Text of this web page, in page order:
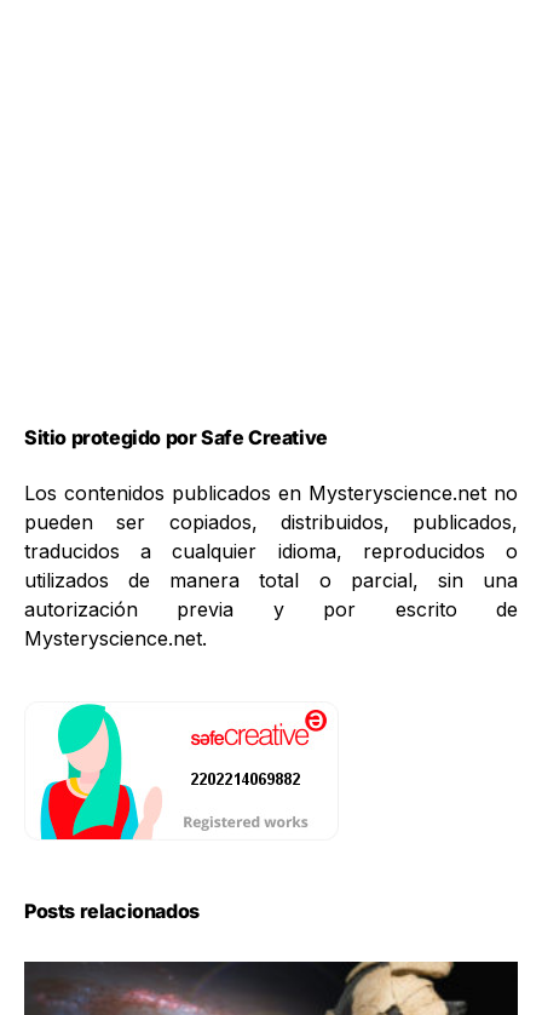
Sitio protegido por Safe Creative
Los contenidos publicados en Mysteryscience.net no
pueden ser copiados, distribuidos, publicados,
traducidos a cualquier idioma, reproducidos o
utilizados de manera total o parcial, sin una
autorización previa y por escrito de
Mysteryscience.net.
Posts relacionados